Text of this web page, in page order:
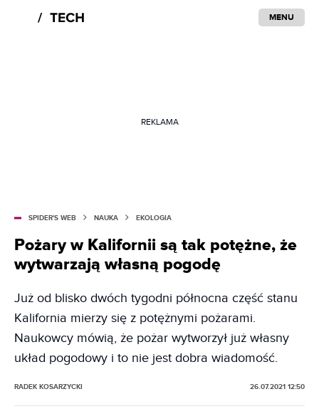
MENU
REKLAMA
SPIDER'S WEB NAUKA EKOLOGIA
Pożary w Kalifornii są tak potężne, że
wytwarzają własną pogodę
Już od blisko dwóch tygodni północna część stanu
Kalifornia mierzy się z potężnymi pożarami.
Naukowcy mówią, że pożar wytworzył już własny
układ pogodowy i to nie jest dobra wiadomość.
RADEK KOSARZYCKI 26.07.2021 12:50